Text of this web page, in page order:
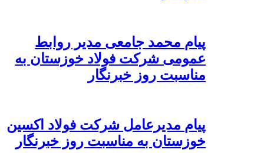
پیام محمد جامعی مدیر روابط
عمومی شرکت فولاد خوزستان به
مناسبت روز خبرنگار
پیام مدیرعامل شرکت فولاد اکسین
خوزستان به مناسبت روز خبرنگار